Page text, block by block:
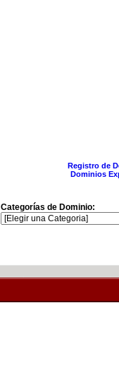
Registro de
Dominios
Categorías de Dominio: